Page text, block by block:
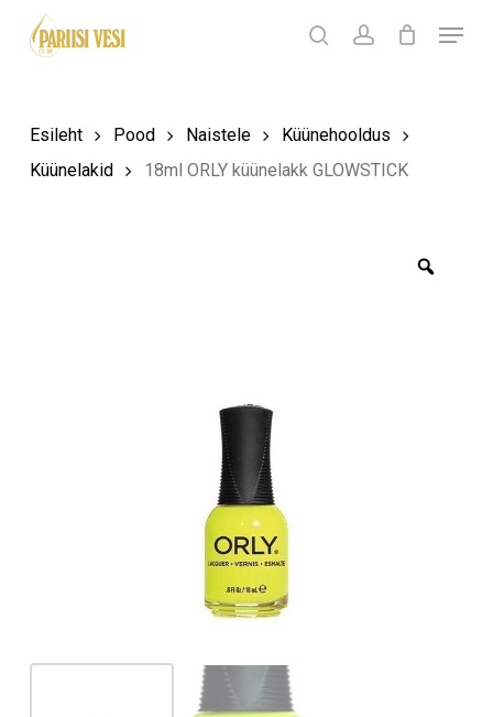
Products
search
searchaccount
Menu
Ostukorv
Esileht Pood Naistele
Küünehooldus
Küünelakid
18ml ORLY küünelakk GLOWSTICK